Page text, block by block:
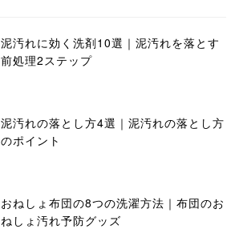
泥汚れに効く洗剤10選｜泥汚れを落とす
前処理2ステップ
泥汚れの落とし方4選｜泥汚れの落とし方
のポイント
おねしょ布団の8つの洗濯方法｜布団のお
ねしょ汚れ予防グッズ